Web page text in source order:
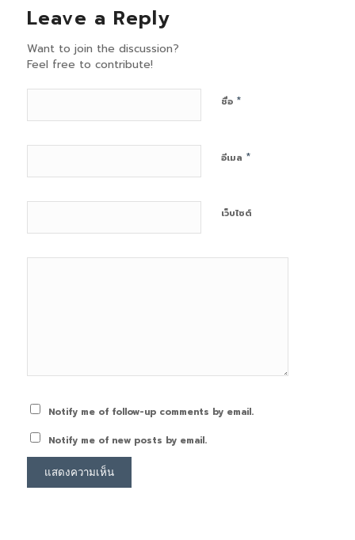
Leave a Reply
Want to join the discussion?
Feel free to contribute!
ชื่อ *
อีเมล *
เว็บไซต์
Notify me of follow-up comments by email.
Notify me of new posts by email.